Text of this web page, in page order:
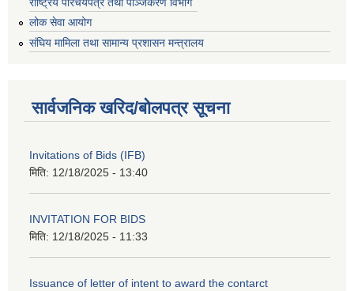
लोक सेवा आयोग
संघिय मामिला तथा सामान्य प्रशासन मन्त्रालय
सार्वजनिक खरिद/बोलपत्र सूचना
Invitations of Bids (IFB)
मिति: 12/18/2025 - 13:40
INVITATION FOR BIDS
मिति: 12/18/2025 - 11:33
Issuance of letter of intent to award the contarct